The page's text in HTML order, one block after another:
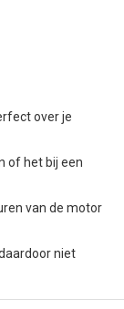
over je
of het bij een
van de motor
niet